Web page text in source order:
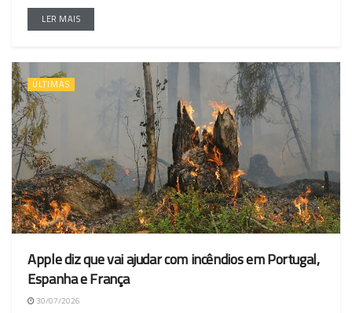
LER MAIS
ÚLTIMAS
Apple diz que vai ajudar com incêndios em Portugal,
Espanha e França
30/07/2026